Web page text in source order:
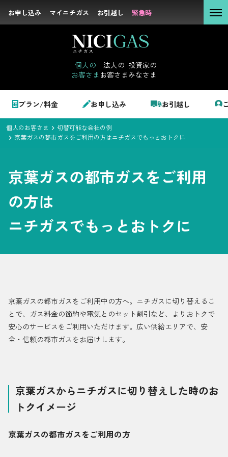
お申し込み マイニチガス お引越し 緊急時
個人の
お客さま
法人の
お客さま
投資家の
みなさま
プラン/料金 お申し込み お引越し
お申し込み マイニチガス お引越し 緊急時
個人のお客さま
LPガス＋でんき
でガ割のご案内
料金
シミュレーション
お申し込み一覧
料金
シミュレーション
LPガス
シミュレーション
お客さま
投資家の
サステナビリテ
よくある質問
個人のお客さま
切替可能な会社の例
京葉ガスの都市ガスをご利用の方はニチガスでもっとおトクに
京葉ガスの都市ガスをご利用
の方は
ニチガスでもっとおトクに
京葉ガスの都市ガスをご利用中の方へ。ニチガスに切り替えるこ
とで、ガス料金の節約や電気とのセット割引など、よりおトクで
安心のサービスをご利用いただけます。広い供給エリアで、安
全・信頼の都市ガスをお届けします。
京葉ガスからニチガスに切り替えした時のお
トクイメージ
京葉ガスの都市ガスをご利用の方